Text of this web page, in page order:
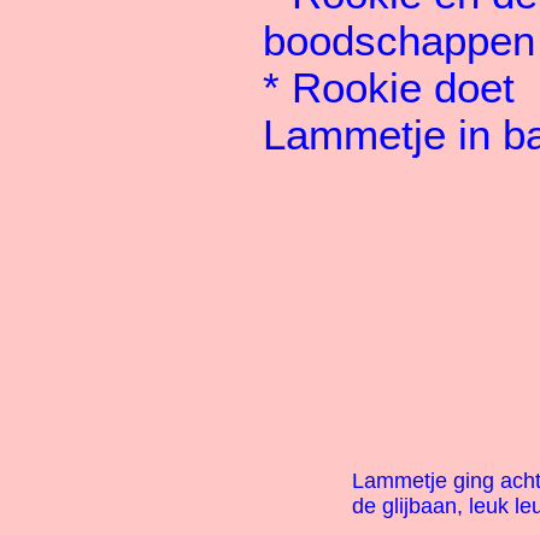
boodschappen
* Rookie doet
Lammetje in
Lammetje ging
de glijbaan, leuk